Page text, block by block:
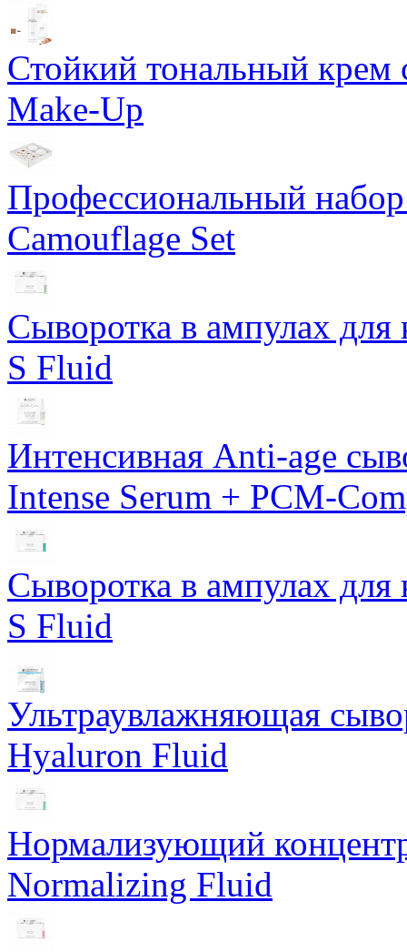
Стойкий тональный
Make-Up
Профессиональный
Camouflage Set
Сыворотка в ампулах для
S Fluid
Интенсивная Anti-age
Intense Serum + PCM-
Сыворотка в ампулах для
S Fluid
Ультраувлажняющая
Hyaluron Fluid
Нормализующий
Normalizing Fluid